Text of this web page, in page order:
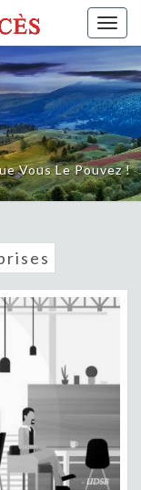
Vous Le Pouvez !